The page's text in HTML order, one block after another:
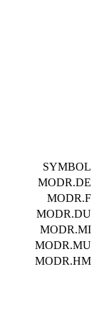
SYMBOL
MODR.DE
MODR.F
MODR.DU
MODR.MI
MODR.MU
MODR.HM